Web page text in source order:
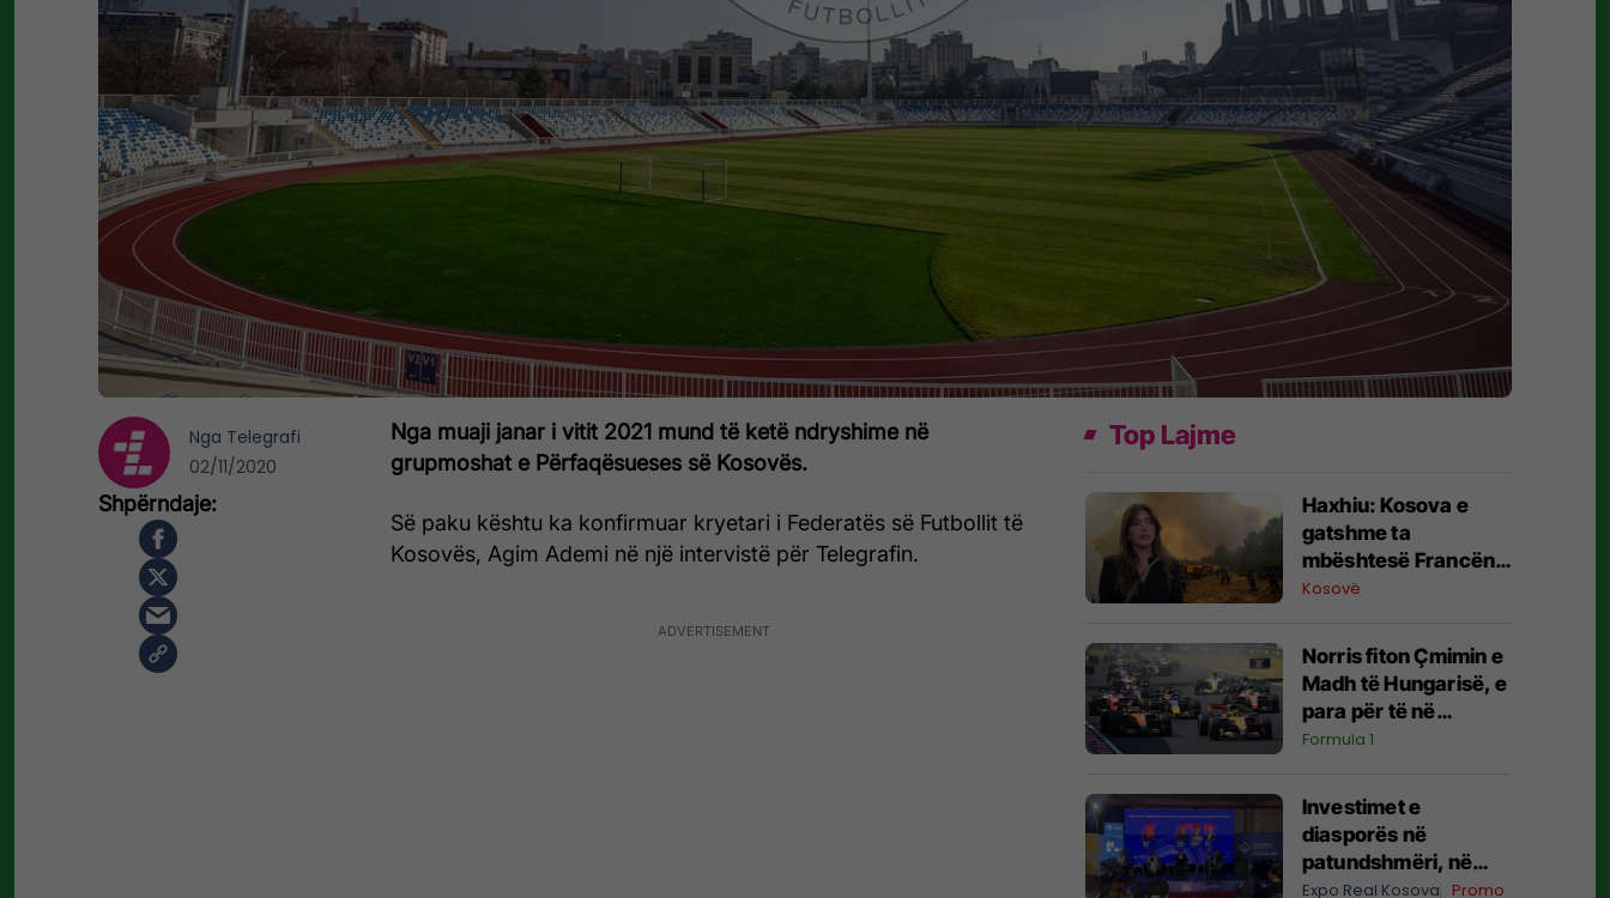
Nga muaji janar i vitit 2021 mund të ketë ndryshime në
grupmoshat e Përfaqësueses së Kosovës.
Së paku kështu ka konfirmuar kryetari i Federatës së Futbollit të
Kosovës, Agim Ademi në një intervistë për Telegrafin.
Nga Telegrafi
02/11/2020
Top Lajme
Haxhiu: Kosova e
gatshme ta
mbështesë Francën
në shuarjen e
Kosovë
Norris fiton Çmimin e
Madh të Hungarisë, e
para për të në
sezonin e ri
Formula 1
Investimet e
diasporës në
patundshmëri, në
fokus të panelit të
Expo Real Kosova Promo